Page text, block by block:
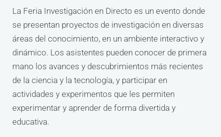
La Feria Investigación en Directo es un evento donde
se presentan proyectos de investigación en diversas
áreas del conocimiento, en un ambiente interactivo y
dinámico. Los asistentes pueden conocer de primera
mano los avances y descubrimientos más recientes
de la ciencia y la tecnología, y participar en
actividades y experimentos que les permiten
experimentar y aprender de forma divertida y
educativa.